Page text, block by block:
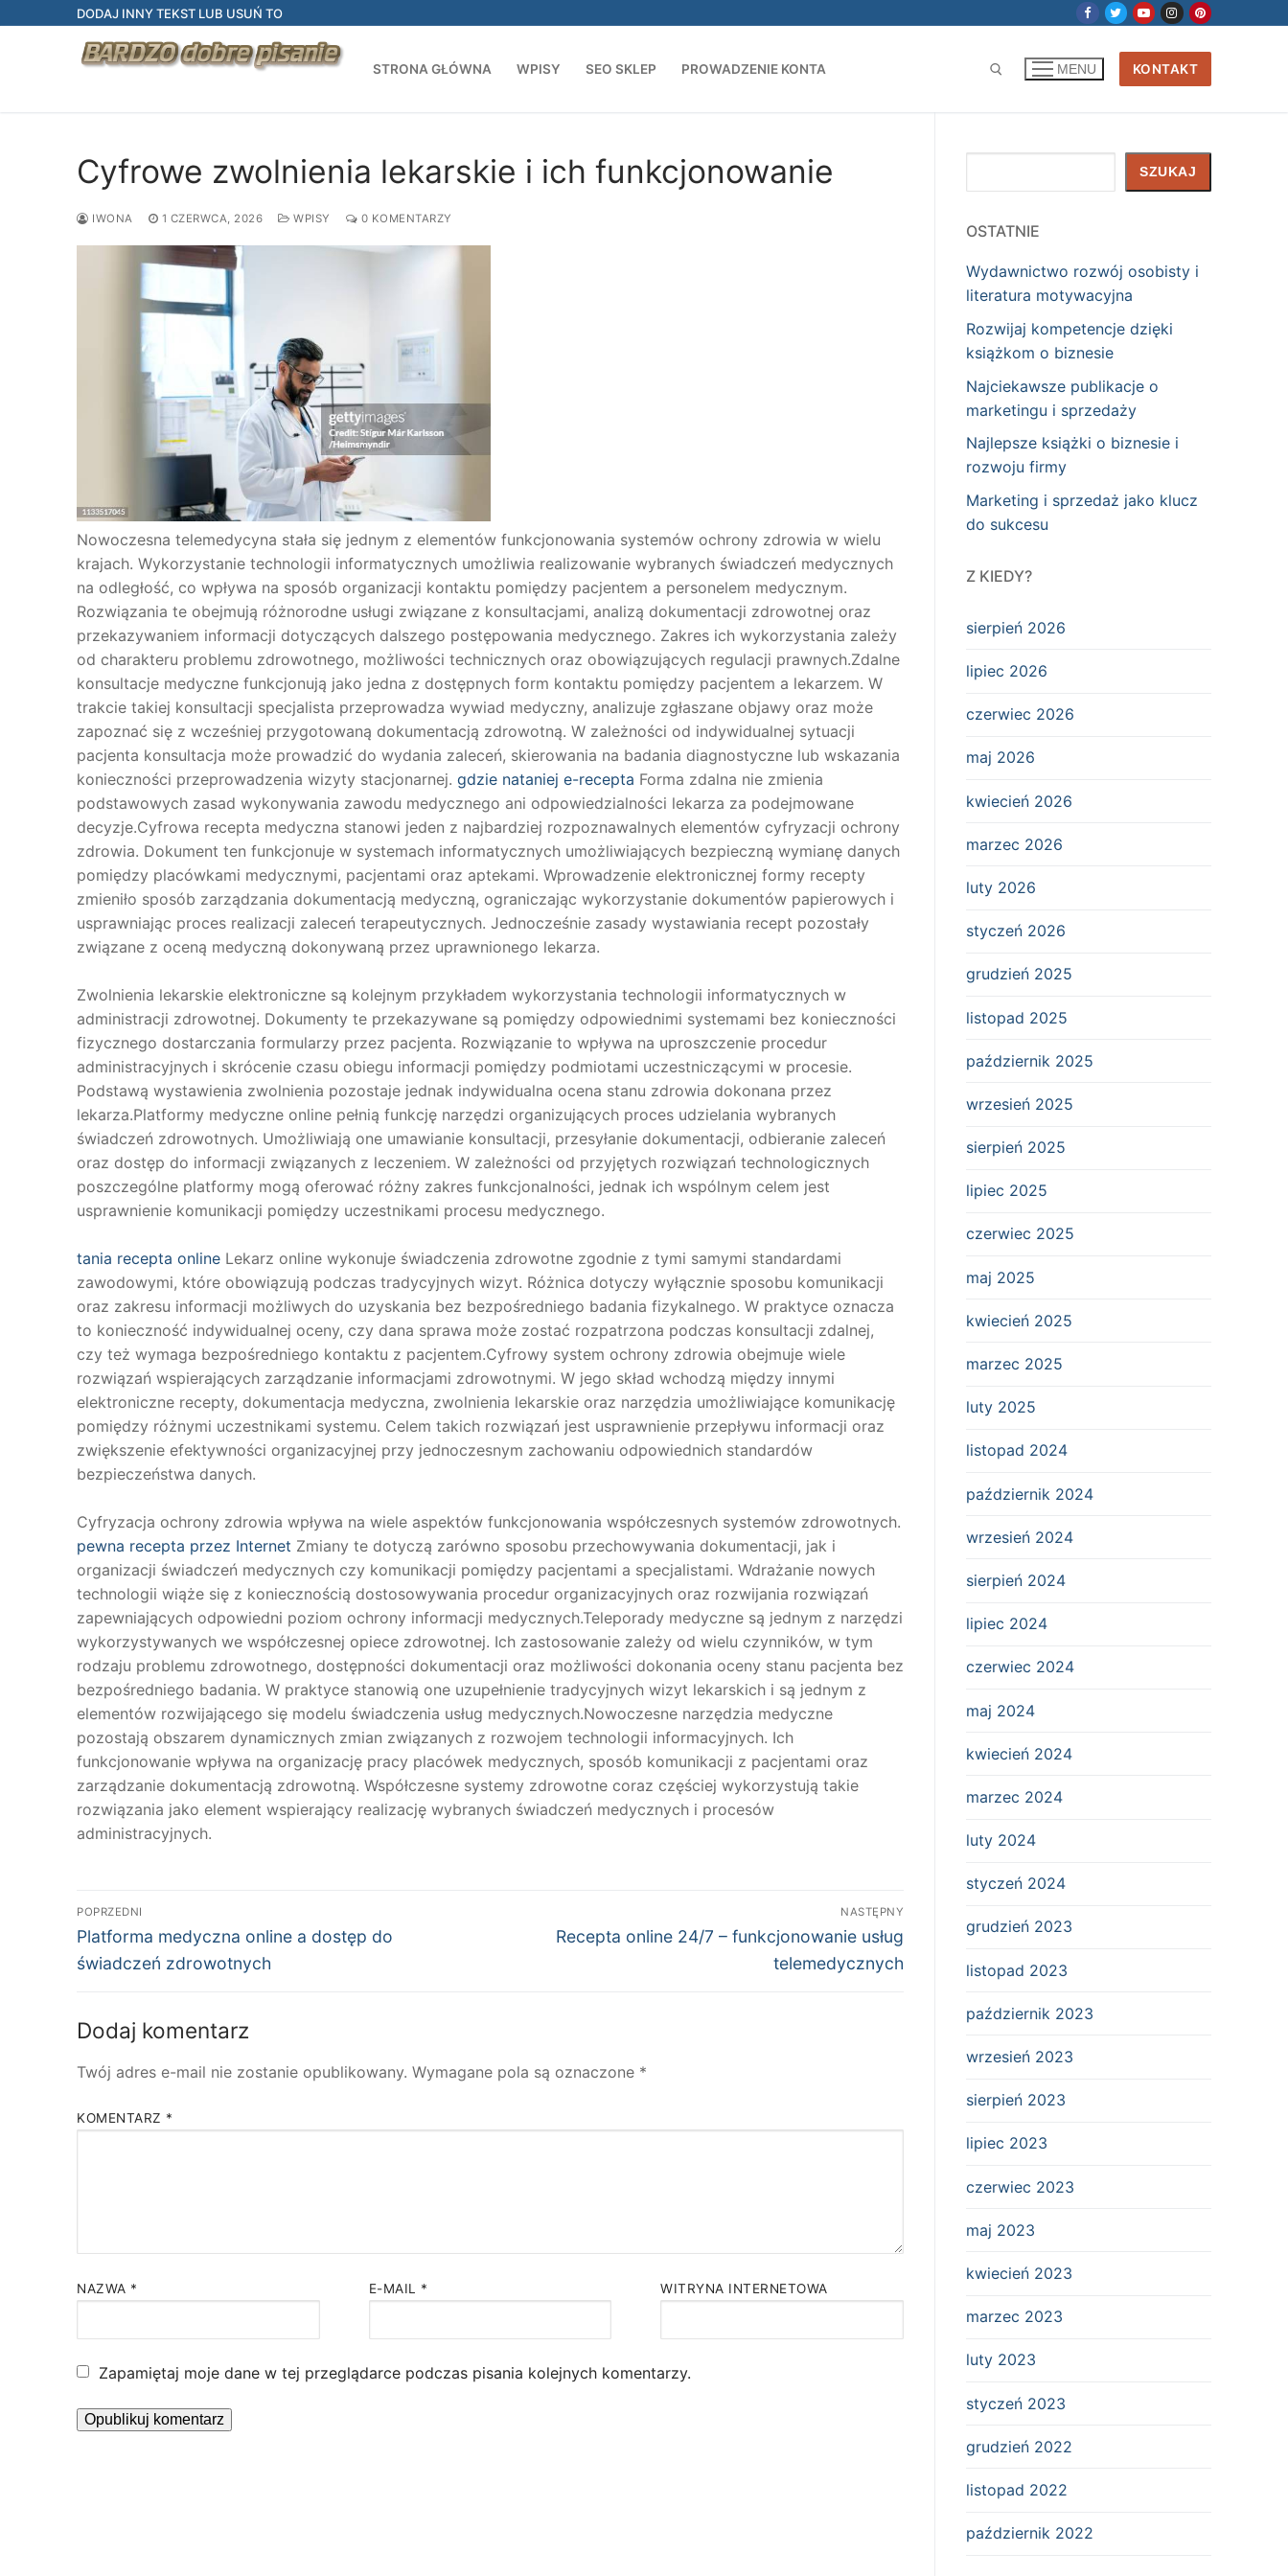
DODAJ INNY TEKST LUB USUŃ TO
STRONA GŁÓWNA WPISY SEO SKLEP PROWADZENIE KONTA MENU KONTAKT
Cyfrowe zwolnienia lekarskie i ich funkcjonowanie
IWONA 1 CZERWCA, 2026 WPISY 0 KOMENTARZY
Nowoczesna telemedycyna stała się jednym z elementów funkcjonowania systemów ochrony zdrowia w wielu
krajach. Wykorzystanie technologii informatycznych umożliwia realizowanie wybranych świadczeń medycznych
na odległość, co wpływa na sposób organizacji kontaktu pomiędzy pacjentem a personelem medycznym.
Rozwiązania te obejmują różnorodne usługi związane z konsultacjami, analizą dokumentacji zdrowotnej oraz
przekazywaniem informacji dotyczących dalszego postępowania medycznego. Zakres ich wykorzystania zależy
od charakteru problemu zdrowotnego, możliwości technicznych oraz obowiązujących regulacji prawnych.Zdalne
konsultacje medyczne funkcjonują jako jedna z dostępnych form kontaktu pomiędzy pacjentem a lekarzem. W
trakcie takiej konsultacji specjalista przeprowadza wywiad medyczny, analizuje zgłaszane objawy oraz może
zapoznać się z wcześniej przygotowaną dokumentacją zdrowotną. W zależności od indywidualnej sytuacji
pacjenta konsultacja może prowadzić do wydania zaleceń, skierowania na badania diagnostyczne lub wskazania
konieczności przeprowadzenia wizyty stacjonarnej. gdzie nataniej e-recepta Forma zdalna nie zmienia
podstawowych zasad wykonywania zawodu medycznego ani odpowiedzialności lekarza za podejmowane
decyzje.Cyfrowa recepta medyczna stanowi jeden z najbardziej rozpoznawalnych elementów cyfryzacji ochrony
zdrowia. Dokument ten funkcjonuje w systemach informatycznych umożliwiających bezpieczną wymianę danych
pomiędzy placówkami medycznymi, pacjentami oraz aptekami. Wprowadzenie elektronicznej formy recepty
zmieniło sposób zarządzania dokumentacją medyczną, ograniczając wykorzystanie dokumentów papierowych i
usprawniając proces realizacji zaleceń terapeutycznych. Jednocześnie zasady wystawiania recept pozostały
związane z oceną medyczną dokonywaną przez uprawnionego lekarza.
Zwolnienia lekarskie elektroniczne są kolejnym przykładem wykorzystania technologii informatycznych w
administracji zdrowotnej. Dokumenty te przekazywane są pomiędzy odpowiednimi systemami bez konieczności
fizycznego dostarczania formularzy przez pacjenta. Rozwiązanie to wpływa na uproszczenie procedur
administracyjnych i skrócenie czasu obiegu informacji pomiędzy podmiotami uczestniczącymi w procesie.
Podstawą wystawienia zwolnienia pozostaje jednak indywidualna ocena stanu zdrowia dokonana przez
lekarza.Platformy medyczne online pełnią funkcję narzędzi organizujących proces udzielania wybranych
świadczeń zdrowotnych. Umożliwiają one umawianie konsultacji, przesyłanie dokumentacji, odbieranie zaleceń
oraz dostęp do informacji związanych z leczeniem. W zależności od przyjętych rozwiązań technologicznych
poszczególne platformy mogą oferować różny zakres funkcjonalności, jednak ich wspólnym celem jest
usprawnienie komunikacji pomiędzy uczestnikami procesu medycznego.
tania recepta online Lekarz online wykonuje świadczenia zdrowotne zgodnie z tymi samymi standardami
zawodowymi, które obowiązują podczas tradycyjnych wizyt. Różnica dotyczy wyłącznie sposobu komunikacji
oraz zakresu informacji możliwych do uzyskania bez bezpośredniego badania fizykalnego. W praktyce oznacza
to konieczność indywidualnej oceny, czy dana sprawa może zostać rozpatrzona podczas konsultacji zdalnej,
czy też wymaga bezpośredniego kontaktu z pacjentem.Cyfrowy system ochrony zdrowia obejmuje wiele
rozwiązań wspierających zarządzanie informacjami zdrowotnymi. W jego skład wchodzą między innymi
elektroniczne recepty, dokumentacja medyczna, zwolnienia lekarskie oraz narzędzia umożliwiające komunikację
pomiędzy różnymi uczestnikami systemu. Celem takich rozwiązań jest usprawnienie przepływu informacji oraz
zwiększenie efektywności organizacyjnej przy jednoczesnym zachowaniu odpowiednich standardów
bezpieczeństwa danych.
Cyfryzacja ochrony zdrowia wpływa na wiele aspektów funkcjonowania współczesnych systemów zdrowotnych.
pewna recepta przez Internet Zmiany te dotyczą zarówno sposobu przechowywania dokumentacji, jak i
organizacji świadczeń medycznych czy komunikacji pomiędzy pacjentami a specjalistami. Wdrażanie nowych
technologii wiąże się z koniecznością dostosowywania procedur organizacyjnych oraz rozwijania rozwiązań
zapewniających odpowiedni poziom ochrony informacji medycznych.Teleporady medyczne są jednym z narzędzi
wykorzystywanych we współczesnej opiece zdrowotnej. Ich zastosowanie zależy od wielu czynników, w tym
rodzaju problemu zdrowotnego, dostępności dokumentacji oraz możliwości dokonania oceny stanu pacjenta bez
bezpośredniego badania. W praktyce stanowią one uzupełnienie tradycyjnych wizyt lekarskich i są jednym z
elementów rozwijającego się modelu świadczenia usług medycznych.Nowoczesne narzędzia medyczne
pozostają obszarem dynamicznych zmian związanych z rozwojem technologii informacyjnych. Ich
funkcjonowanie wpływa na organizację pracy placówek medycznych, sposób komunikacji z pacjentami oraz
zarządzanie dokumentacją zdrowotną. Współczesne systemy zdrowotne coraz częściej wykorzystują takie
rozwiązania jako element wspierający realizację wybranych świadczeń medycznych i procesów
administracyjnych.
Nawigacja
wpisu
POPRZEDNI
Poprzedni
wpis:
Platforma medyczna online a dostęp do
świadczeń zdrowotnych
NASTĘPNY
Następny
Recepta online 24/7 – funkcjonowanie usług
telemedycznych
Dodaj komentarz
Twój adres e-mail nie zostanie opublikowany. Wymagane pola są oznaczone *
KOMENTARZ *
NAZWA * E-MAIL * WITRYNA INTERNETOWA
Zapamiętaj moje dane w tej przeglądarce podczas pisania kolejnych komentarzy.
SZUKAJ
OSTATNIE
Wydawnictwo rozwój osobisty i
literatura motywacyjna
Rozwijaj kompetencje dzięki
książkom o biznesie
Najciekawsze publikacje o
marketingu i sprzedaży
Najlepsze książki o biznesie i
rozwoju firmy
Marketing i sprzedaż jako klucz
do sukcesu
Z KIEDY?
sierpień 2026
lipiec 2026
czerwiec 2026
maj 2026
kwiecień 2026
marzec 2026
luty 2026
styczeń 2026
grudzień 2025
listopad 2025
październik 2025
wrzesień 2025
sierpień 2025
lipiec 2025
czerwiec 2025
maj 2025
kwiecień 2025
marzec 2025
luty 2025
listopad 2024
październik 2024
wrzesień 2024
sierpień 2024
lipiec 2024
czerwiec 2024
maj 2024
kwiecień 2024
marzec 2024
luty 2024
styczeń 2024
grudzień 2023
listopad 2023
październik 2023
wrzesień 2023
sierpień 2023
lipiec 2023
czerwiec 2023
maj 2023
kwiecień 2023
marzec 2023
luty 2023
styczeń 2023
grudzień 2022
listopad 2022
październik 2022